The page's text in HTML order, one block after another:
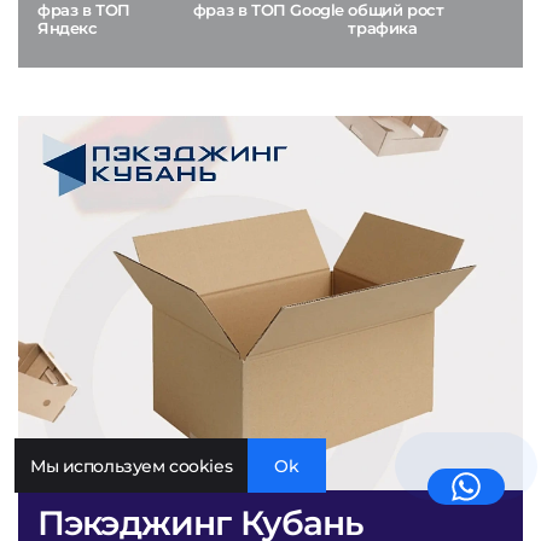
Пэкэджинг Кубань
фраз в ТОП
Яндекс
фраз в ТОП Google общий рост
трафика
Мы используем cookies Ok